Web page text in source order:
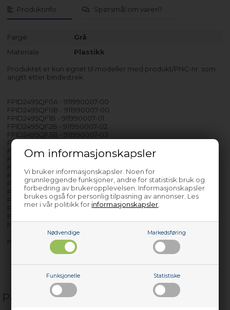
Om informasjonskapsler
Vi bruker informasjonskapsler. Noen for
grunnleggende funksjoner, andre for statistisk bruk og
forbedring av brukeropplevelsen. Informasjonskapsler
brukes også for personlig tilpasning av annonser. Les
mer i vår politikk for informasjonskapsler
Nødvendige Markedsføring
Funksjonelle Statistiske
Produktinfo Spørsmål om varen?
Farge
Grå
Materiale
Plastikk
Produktet er kun egnet til modeller med produkt/PNC-nr. som
angitt etter bindestrek.
FPID2495QF0A - 911990007-00
FPID2495QF0B - 911990007-00
FPID2495QF1B - 911990007-01
FPID2495QF2B - 911990007-02
FPID2495QF3B - 911990007-03
FPID2497RF0A - 911990016-00
FPID2497RF1A - 911990016-01
FPID2497RF2A - 911990016-02
FPID2497RF3A - 911990016-03
FPID2497RF5A - 911990016-05
FPID2497RF6A - 911990016-06
FPID2498SF0A - 911990031-00
FPID2498SF1A - 911990031-01
FPID2498SF2A - 911990031-02
FPID2498SF4A - 911990031-04
FPID2498SF6A - 911990031-06
med flere…
Populære relaterte produkter